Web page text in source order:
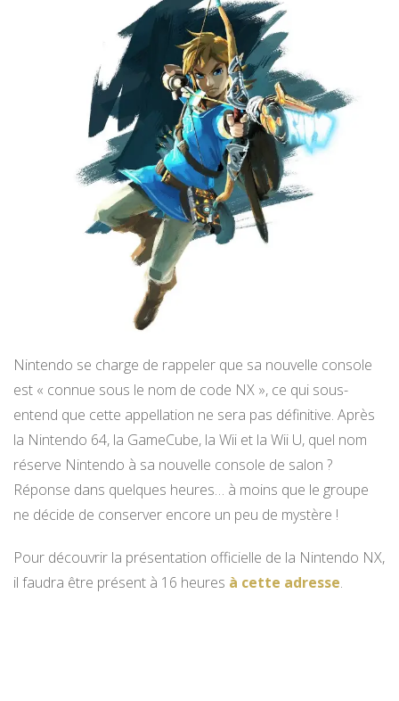
Nintendo se charge de rappeler que sa nouvelle console
est « connue sous le nom de code NX », ce qui sous-
entend que cette appellation ne sera pas définitive. Après
la Nintendo 64, la GameCube, la Wii et la Wii U, quel nom
réserve Nintendo à sa nouvelle console de salon ?
Réponse dans quelques heures… à moins que le groupe
ne décide de conserver encore un peu de mystère !
Pour découvrir la présentation officielle de la Nintendo NX,
il faudra être présent à 16 heures à cette adresse.